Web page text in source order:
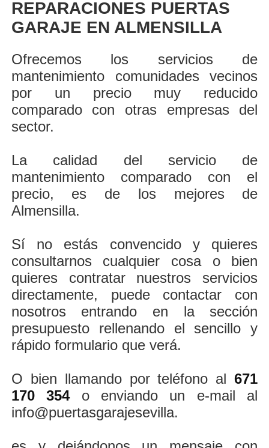
REPARACIONES PUERTAS
GARAJE EN ALMENSILLA
Ofrecemos los servicios de
mantenimiento comunidades vecinos
por un precio muy reducido
comparado con otras empresas del
sector.
La calidad del servicio de
mantenimiento comparado con el
precio, es de los mejores de
Almensilla.
Sí no estás convencido y quieres
consultarnos cualquier cosa o bien
quieres contratar nuestros servicios
directamente, puede contactar con
nosotros entrando en la sección
presupuesto rellenando el sencillo y
rápido formulario que verá.
O bien llamando por teléfono al671
170 354o enviando un e-mail al
info@puertasgarajesevilla.